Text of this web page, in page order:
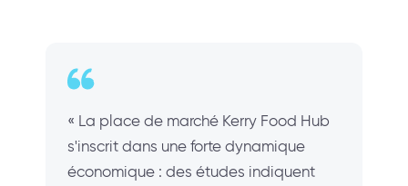
« La place de marché Kerry Food Hub
s'inscrit dans une forte dynamique
économique : des études indiquent